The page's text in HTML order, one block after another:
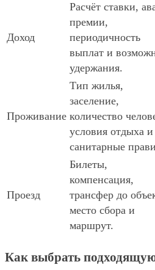
Доход
Расчёт ставки,
премии,
периодичность
выплат и
удержания.
Проживание
Тип жилья,
заселение,
количество
условия отдыха и
санитарные
Проезд
Билеты,
компенсация,
трансфер до
место сбора и
маршрут.
Как выбрать